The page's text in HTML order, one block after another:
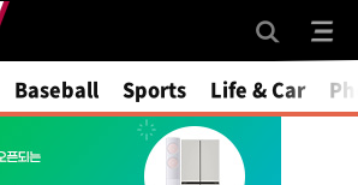
Baseball Sports Life & Car